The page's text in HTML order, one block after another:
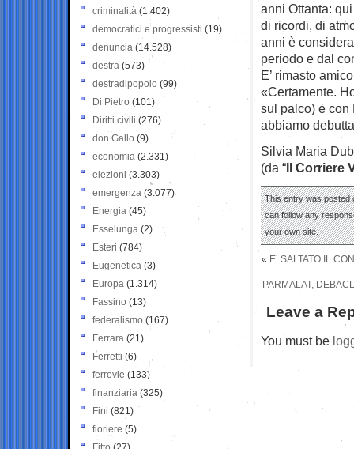
anni Ottanta:
di ricordi, di
anni è
periodo e dal
E’ rimasto
«Certamente.
sul palco) e con
abbiamo
Silvia Maria
(da “Il Corriere
This entry was posted
can follow any
your own site.
« E’ SALTATO IL
PARMALAT,
Leave a
You must be
criminalità (1.402)
democratici e progressisti (19)
denuncia (14.528)
destra (573)
destradipopolo (99)
Di Pietro (101)
Diritti civili (276)
don Gallo (9)
economia (2.331)
elezioni (3.303)
emergenza (3.077)
Energia (45)
Esselunga (2)
Esteri (784)
Eugenetica (3)
Europa (1.314)
Fassino (13)
federalismo (167)
Ferrara (21)
Ferretti (6)
ferrovie (133)
finanziaria (325)
Fini (821)
fioriere (5)